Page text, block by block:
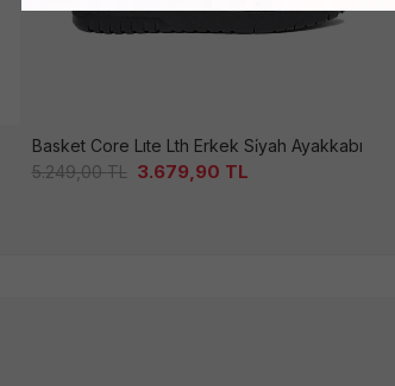
Basket Core Lıte Lth Erkek Si̇yah Ayakkabı
5.249,00TL 3.679,90 TL